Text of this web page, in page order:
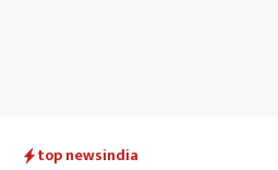
top newsindia